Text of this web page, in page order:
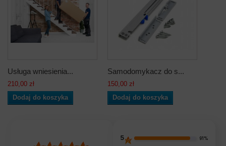
Usługa wniesienia...
210,00 zł
Dodaj do koszyka
Samodomykacz do s...
150,00 zł
Dodaj do koszyka
5 91%